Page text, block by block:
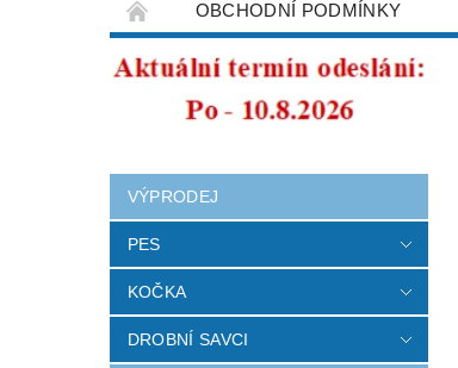
OBCHODNÍ PODMÍNKY
ODSTOUPENÍ OD SMLOUVY
VÝPRODEJ
PES
KOČKA
DROBNÍ SAVCI